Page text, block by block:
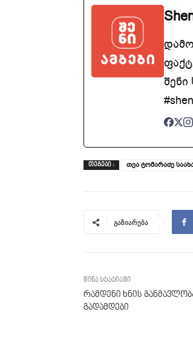
ᲗᲔᲒᲔᲑᲘ : თეა ტომარაძე
გაზიარება
წინა სტატიაში
რამდენი ხნის
გადამდები